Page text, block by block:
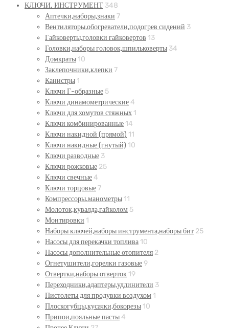
КЛЮЧИ. ИНСТРУМЕНТ 348
Аптечки,наборы,знаки 7
Вентиляторы,обогреватели,подогрев сидений 3
Гайковерты,головки гайковертов 13
Головки,наборы головок,шпильковерты 34
Домкраты 10
Заклепочники,клепки 7
Канистры 1
Ключи Г-образные 5
Ключи динамометрические 4
Ключи для хомутов стяжных 1
Ключи комбинированные 14
Ключи накидной (прямой) 11
Ключи накидные (гнутый) 10
Ключи разводные 3
Ключи рожковые 25
Ключи свечные 4
Ключи торцовые7
Компрессоры.манометры 11
Молоток,кувалда,гайколом 5
Монтировки 1
Наборы ключей,наборы инструмента,наборы бит 25
Насосы для перекачки топлива 10
Насосы дополнительные отопителя 2
Огнетушители,горелки газовые 9
Отвертки,наборы отверток 19
Переходники,адаптеры,удлинители 3
Пистолеты для продувки воздухом 1
Плоскогубцы,кусачки,бокорезы 10
Припои,пояльные пасты 4